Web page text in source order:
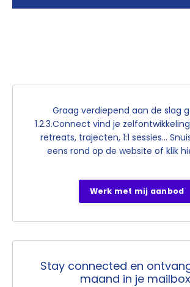
Graag verdiepend aan de slag
1.2.3.Connect vind je
retreats, trajecten, 1:1 sessies...
eens rond op de website of klik
Werk met mij aanbod
Stay connected en
maand in je